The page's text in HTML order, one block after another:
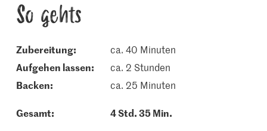
So gehts
Zubereitung:
ca. 40 Minuten
aufgehen lassen:
ca. 2 Stunden
backen:
ca. 25 Minuten
Gesamt: 4 Std. 35 Min.